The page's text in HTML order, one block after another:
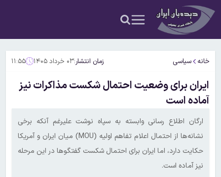
خانه سیاسی زمان انتشار:۰۳ خرداد ۱۴۰۵ ۱۱:۵۵
ایران برای وضعیت احتمال شکست مذاکرات نیز
آماده است
ارگان اطلاع رسانی وابسته به سپاه نوشت علیرغم آنکه برخی
نشانه‌ها از احتمال اعلام تفاهم اولیه (MOU) میان ایران و آمریکا
حکایت دارد، اما ایران برای احتمال شکست گفتگوها در این مرحله
نیز آماده است.